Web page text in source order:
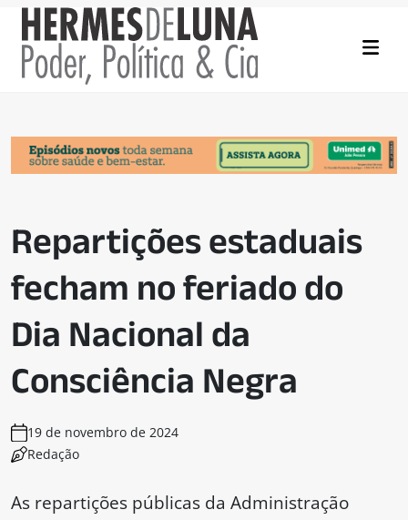
Repartições estaduais
fecham no feriado do
Dia Nacional da
Consciência Negra
19 de novembro de 2024
Redação
As repartições públicas da Administração